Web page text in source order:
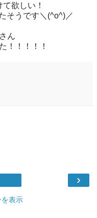
欲しい！
そうです＼(^o^)／
ん
！！！！！
›
表示